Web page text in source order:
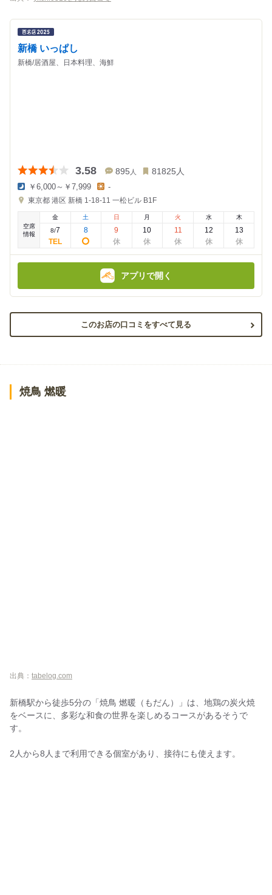
新橋 いっぱし
新橋/居酒屋、日本料理、海鮮
3.58 895 人 81825 人
夜
の
￥6,000～￥7,999
の
-
東京都 港区 新橋 1-18-11 一松ビル B1F
空席
情報
金
8/7
土
8
日
9
月
10
火
11
水
12
木
13
アプリで開く
このお店の口コミをすべて見る
焼鳥 燃暖
出典： tabelog.com
新橋駅から徒歩5分の「焼鳥 燃暖（もだん）」は、地鶏の炭火焼
をベースに、多彩な和食の世界を楽しめるコースがあるそうで
す。
2人から8人まで利用できる個室があり、接待にも使えます。